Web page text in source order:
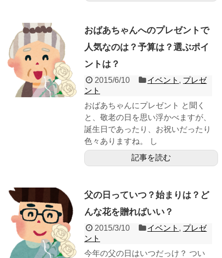
おばあちゃんへのプレゼントで
人気なのは？予算は？選ぶポイ
ントは？
2015/6/10 イベント , プレゼ
ント
おばあちゃんにプレゼント と聞く
と、敬老の日を思い浮かべますが、
誕生日であったり、お祝いだったり
色々ありますね。 し
記事を読む
父の日っていつ？始まりは？ど
んな花を贈ればいい？
2015/3/10 イベント , プレゼ
ント
今年の父の日はいつだっけ？ つい